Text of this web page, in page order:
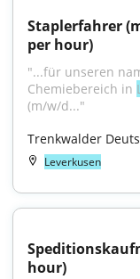
Staplerfahrer
per hour)
"...für unseren
Chemiebereich in
(m/w/d..."
Trenkwalder
Leverkusen
hour)